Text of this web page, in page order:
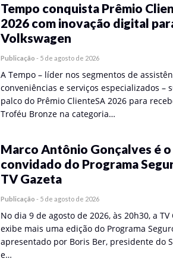
Tempo conquista Prêmio
2026 com inovação digital
Volkswagen
Publicação - 5 de agosto de 2026
A Tempo – líder nos segmentos de
conveniências e serviços especializados –
palco do Prêmio ClienteSA 2026 para
Troféu Bronze na categoria…
Marco Antônio Gonçalves é o
convidado do Programa
TV Gazeta
Publicação - 5 de agosto de 2026
No dia 9 de agosto de 2026, às 20h30, a TV
exibe mais uma edição do Programa
apresentado por Boris Ber, presidente do
e…